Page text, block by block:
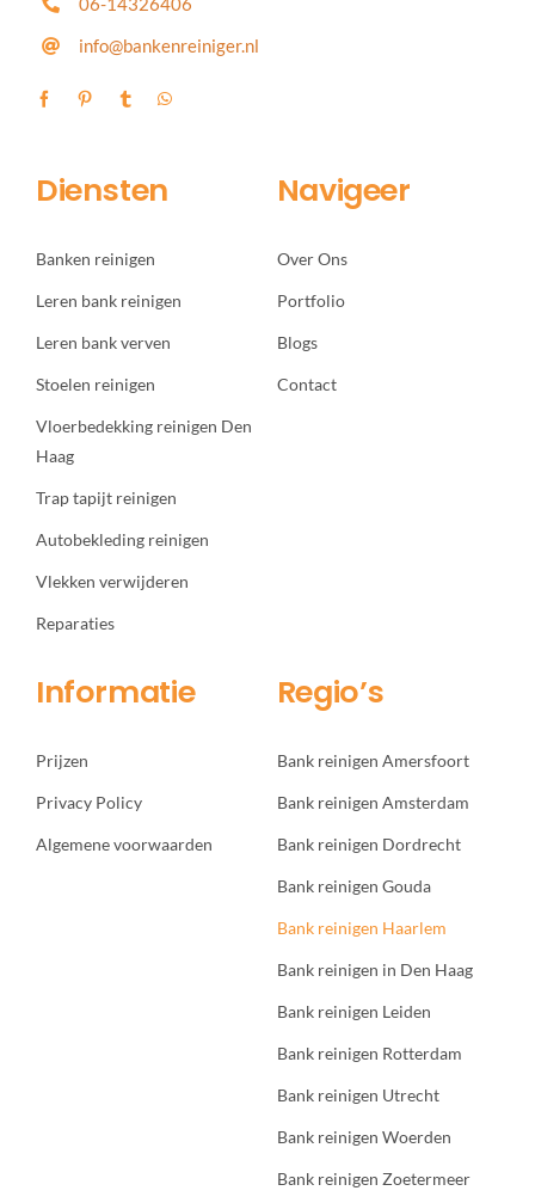
info@bankenreiniger.nl
Diensten
Banken reinigen
Leren bank reinigen
Leren bank verven
Stoelen reinigen
Vloerbedekking reinigen Den
Haag
Trap tapijt reinigen
Autobekleding reinigen
Vlekken verwijderen
Reparaties
Navigeer
Over Ons
Portfolio
Blogs
Contact
Informatie
Prijzen
Privacy Policy
Algemene voorwaarden
Regio’s
Bank reinigen Amersfoort
Bank reinigen Amsterdam
Bank reinigen Dordrecht
Bank reinigen Gouda
Bank reinigen Haarlem
Bank reinigen in Den Haag
Bank reinigen Leiden
Bank reinigen Rotterdam
Bank reinigen Utrecht
Bank reinigen Woerden
Bank reinigen Zoetermeer